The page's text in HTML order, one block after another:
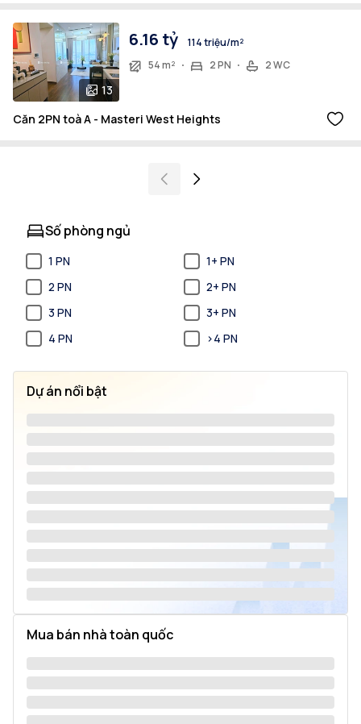
13
6.16 tỷ
114 triệu/m²
54 m²
2 PN 2 WC
Căn 2PN toà A - Masteri West Heights
Số phòng ngủ
1 PN
1+ PN
2 PN
2+ PN
3 PN
3+ PN
4 PN
>4 PN
Dự án nổi bật
Mua bán nhà toàn quốc